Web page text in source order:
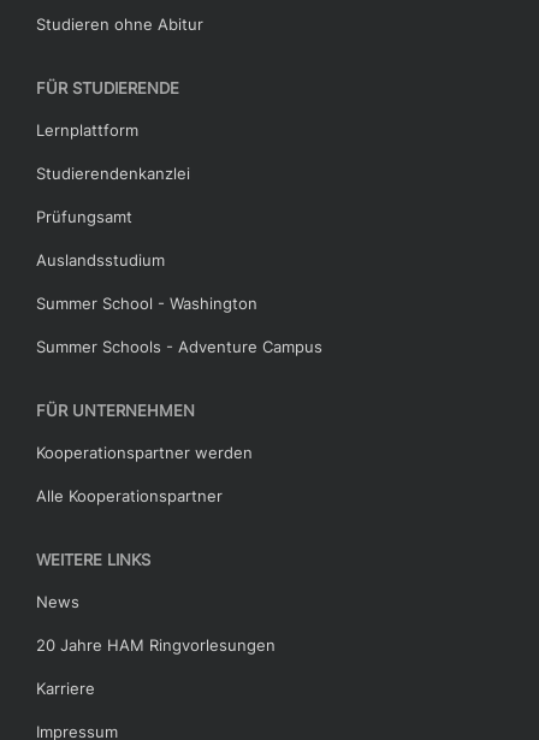
Studieren ohne Abitur
FÜR STUDIERENDE
Lernplattform
Studierendenkanzlei
Prüfungsamt
Auslandsstudium
Summer School - Washington
Summer Schools - Adventure Campus
FÜR UNTERNEHMEN
Kooperationspartner werden
Alle Kooperationspartner
WEITERE LINKS
News
20 Jahre HAM Ringvorlesungen
Karriere
Impressum